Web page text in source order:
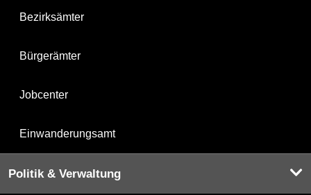
Bezirksämter
Bürgerämter
Jobcenter
Einwanderungsamt
Politik & Verwaltung